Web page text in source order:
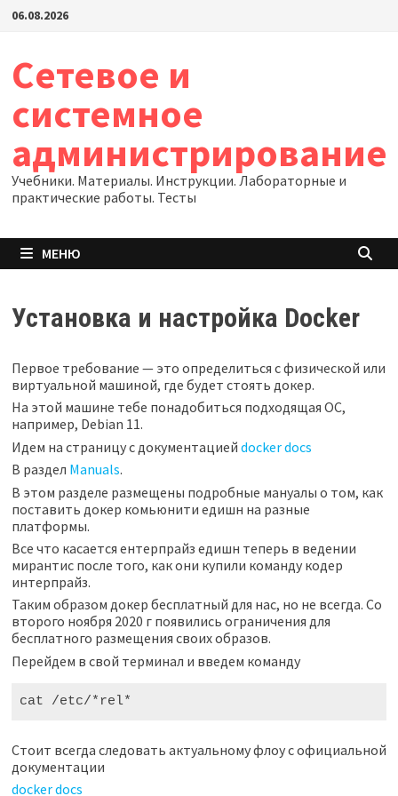
Перейти
06.08.2026
Сетевое и
системное
администрирование
Учебники. Материалы. Инструкции. Лабораторные и
практические работы. Тесты
МЕНЮ
Установка и настройка Docker
Первое требование — это определиться с физической или
виртуальной машиной, где будет стоять докер.
На этой машине тебе понадобиться подходящая ОС,
например, Debian 11.
Идем на страницу с документацией docker docs
В раздел Manuals.
В этом разделе размещены подробные мануалы о том, как
поставить докер комьюнити едишн на разные
платформы.
Все что касается ентерпрайз едишн теперь в ведении
мирантис после того, как они купили команду кодер
интерпрайз.
Таким образом докер бесплатный для нас, но не всегда. Со
второго ноября 2020 г появились ограничения для
бесплатного размещения своих образов.
Перейдем в свой терминал и введем команду
cat /etc/*rel*
Стоит всегда следовать актуальному флоу с официальной
документации
docker docs